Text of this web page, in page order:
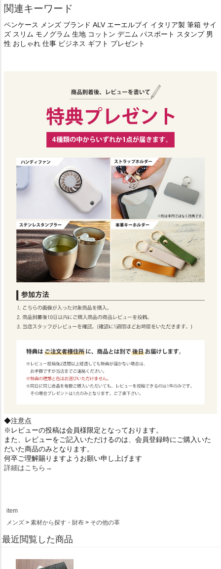
関連キーワード
ペンケース メンズ ブランド ALV エーエルブイ イタリア製 筆箱 サイ
ズ スリム モノグラム 生地 コットン デニム パスポート スタンプ 男
性 おしゃれ 仕事 ビジネス ギフト プレゼント
◆注意点
※レビューの投稿は会員様限定となっております。
また、レビューをご記入いただけるのは、会員登録時にご購入いた
だいた商品のみとなります。
何卒ご理解賜りますようお願い申し上げます
詳細はこちら→
item
メンズ
素材から探す・財布 その他の革
最近閲覧した商品